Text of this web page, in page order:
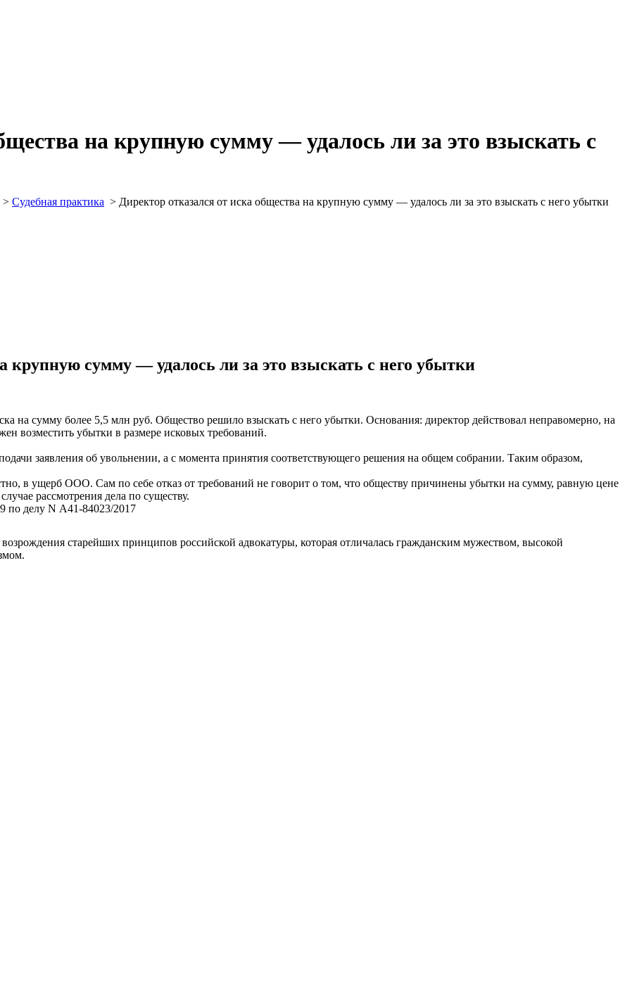
на крупную сумму — удалось ли за это взыскать с
> Судебная практика > Директор отказался от иска общества на крупную сумму — удалось ли за это взыскать с него убытки
крупную сумму — удалось ли за это взыскать с него убытки
на сумму более 5,5 млн руб. Общество решило взыскать с него убытки. Основания: директор действовал неправомерно, на
возместить убытки в размере исковых требований.
заявления об увольнении, а с момента принятия соответствующего решения на общем собрании. Таким образом,
в ущерб ООО. Сам по себе отказ от требований не говорит о том, что обществу причинены убытки на сумму, равную цене
рассмотрения дела по существу.
по делу N А41-84023/2017
старейших принципов российской адвокатуры, которая отличалась гражданским мужеством, высокой